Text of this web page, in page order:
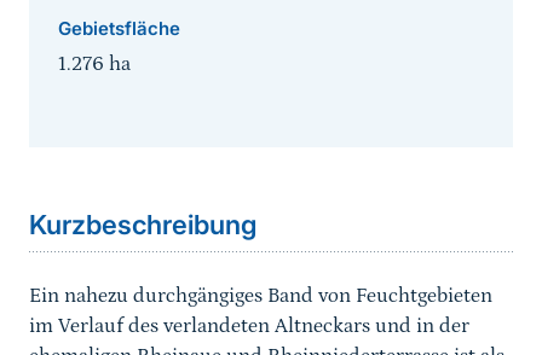
Gebietsfläche
1.276 ha
Kurzbeschreibung
Ein nahezu durchgängiges Band von Feuchtgebieten
im Verlauf des verlandeten Altneckars und in der